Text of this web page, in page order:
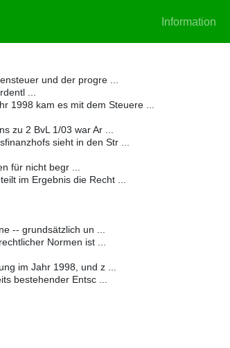
Information
und der progre ...
...
1998 kam es mit dem Steuere ...
zu 2 BvL 1/03 war Ar ...
sieht in den Str ...
für nicht begr ...
im Ergebnis die Recht ...
-- grundsätzlich un ...
Normen ist ...
im Jahr 1998, und z ...
bestehender Entsc ...